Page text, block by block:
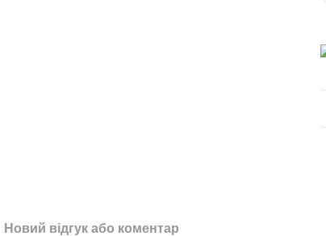
Новий відгук або коментар